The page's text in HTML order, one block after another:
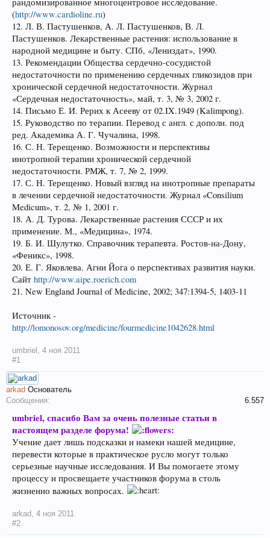
(http://www.cardioline.ru)
12. Л. В. Пастушенков, А. Л. Пастушенков, В. Л.
Пастушенков. Лекарственные растения: использование в
народной медицине и быту. СПб, «Лениздат», 1990.
13. Рекомендации Общества сердечно-сосудистой
недостаточности по применению сердечных гликозидов при
хронической сердечной недостаточности. Журнал
«Сердечная недостаточность», май, т. 3, № 3, 2002 г.
14. Письмо Е. И. Рерих к Асееву от 02.IX.1949 (Kalimpong).
15. Руководство по терапии. Перевод с англ. с дополн. под
ред. Академика А. Г. Чучалина, 1998.
16. С. Н. Терещенко. Возможности и перспективы
инотропной терапии хронической сердечной
недостаточности. РМЖ, т. 7, № 2, 1999.
17. С. Н. Терещенко. Новый взгляд на инотропные препараты
в лечении сердечной недостаточности. Журнал «Consilium
Medicum», т. 2, № 1, 2001 г.
18. А. Д. Турова. Лекарственные растения СССР и их
применение. М., «Медицина», 1974.
19. Б. И. Шулутко. Справочник терапевта. Ростов-на-Дону,
«Феникс», 1998.
20. Е. Г. Яковлева. Агни Йога о перспективах развития науки.
Сайт http://www.aipe.roerich.com
21. New England Journal of Medicine, 2002; 347:1394-5, 1403-11
Источник -
http://lomonosov.org/medicine/fourmedicine1042628.html
umbriel , 4 ноя 2011
#1
arkad Основатель
Сообщения:
6.557
umbriel, спасибо Вам за очень полезные статьи в
настоящем разделе форума!
Учение дает лишь подсказки и намеки нашей медицине,
перевести которые в практическое русло могут только
серьезные научные исследования. И Вы помогаете этому
процессу и просвещаете участников форума в столь
жизненно важных вопросах.
arkad, 4 ноя 2011
#2